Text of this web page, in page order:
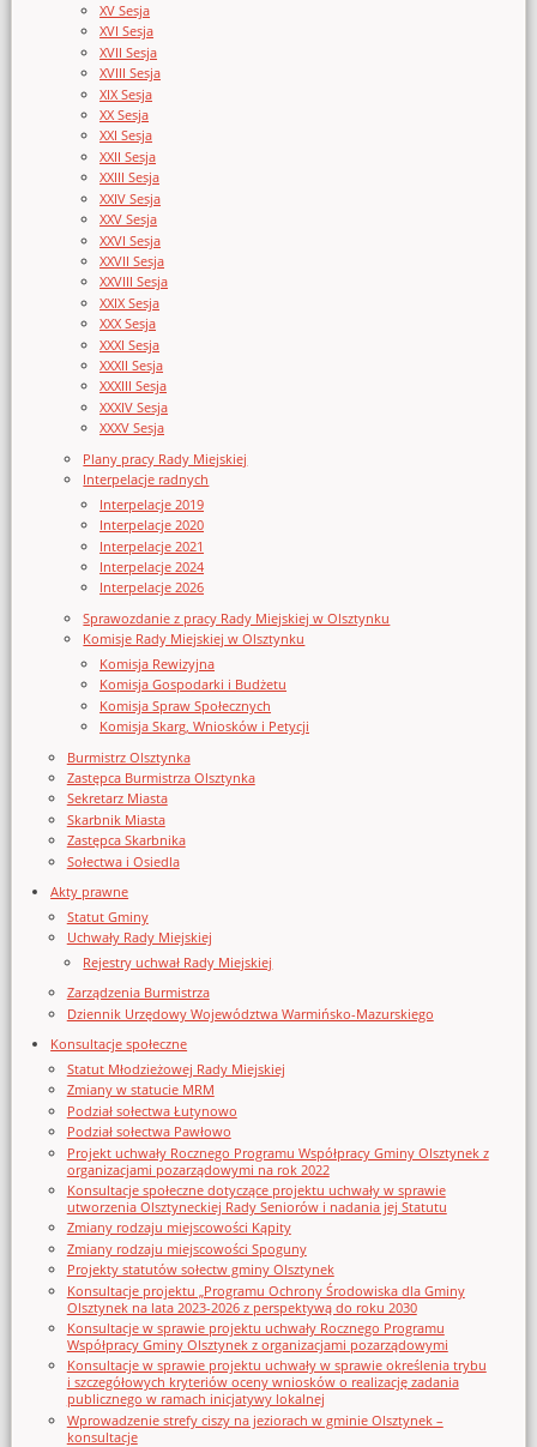
XV Sesja
XVI Sesja
XVII Sesja
XVIII Sesja
XIX Sesja
XX Sesja
XXI Sesja
XXII Sesja
XXIII Sesja
XXIV Sesja
XXV Sesja
XXVI Sesja
XXVII Sesja
XXVIII Sesja
XXIX Sesja
XXX Sesja
XXXI Sesja
XXXII Sesja
XXXIII Sesja
XXXIV Sesja
XXXV Sesja
Plany pracy Rady Miejskiej
Interpelacje radnych
Interpelacje 2019
Interpelacje 2020
Interpelacje 2021
Interpelacje 2024
Interpelacje 2026
Sprawozdanie z pracy Rady Miejskiej w Olsztynku
Komisje Rady Miejskiej w Olsztynku
Komisja Rewizyjna
Komisja Gospodarki i Budżetu
Komisja Spraw Społecznych
Komisja Skarg, Wniosków i Petycji
Burmistrz Olsztynka
Zastępca Burmistrza Olsztynka
Sekretarz Miasta
Skarbnik Miasta
Zastępca Skarbnika
Sołectwa i Osiedla
Akty prawne
Statut Gminy
Uchwały Rady Miejskiej
Rejestry uchwał Rady Miejskiej
Zarządzenia Burmistrza
Dziennik Urzędowy Województwa Warmińsko-Mazurskiego
Konsultacje społeczne
Statut Młodzieżowej Rady Miejskiej
Zmiany w statucie MRM
Podział sołectwa Łutynowo
Podział sołectwa Pawłowo
Projekt uchwały Rocznego Programu Współpracy Gminy Olsztynek z
organizacjami pozarządowymi na rok 2022
Konsultacje społeczne dotyczące projektu uchwały w sprawie
utworzenia Olsztyneckiej Rady Seniorów i nadania jej Statutu
Zmiany rodzaju miejscowości Kąpity
Zmiany rodzaju miejscowości Spoguny
Projekty statutów sołectw gminy Olsztynek
Konsultacje projektu „Programu Ochrony Środowiska dla Gminy
Olsztynek na lata 2023-2026 z perspektywą do roku 2030
Konsultacje w sprawie projektu uchwały Rocznego Programu
Współpracy Gminy Olsztynek z organizacjami pozarządowymi
Konsultacje w sprawie projektu uchwały w sprawie określenia trybu
i szczegółowych kryteriów oceny wniosków o realizację zadania
publicznego w ramach inicjatywy lokalnej
Wprowadzenie strefy ciszy na jeziorach w gminie Olsztynek –
konsultacje